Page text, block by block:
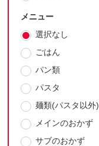
メニュー
選択なし
ごはん
パン類
パスタ
麺類(パスタ以外)
メインのおかず
サブのおかず